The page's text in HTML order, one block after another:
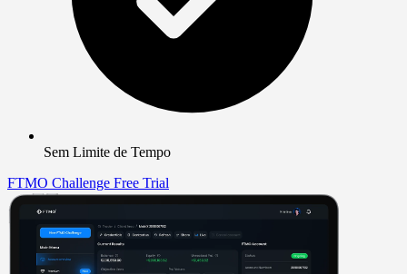
Sem Limite de Tempo
FTMO Challenge Free Trial